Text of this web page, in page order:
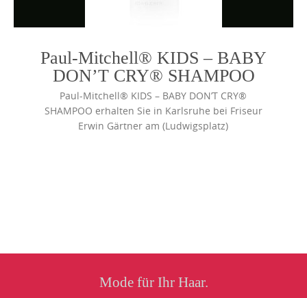
Paul-Mitchell® KIDS – BABY
DON’T CRY® SHAMPOO
Paul-Mitchell® KIDS – BABY DON’T CRY®
SHAMPOO erhalten Sie in Karlsruhe bei Friseur
Erwin Gärtner am (Ludwigsplatz)
Mode für Ihr Haar.